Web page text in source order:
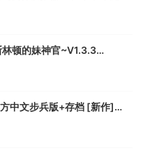
卡及最新驱动程序。
游戏需要支持连接和游
。
II：全面战争采用了3D加
顿的妹神官~V1.3.3
中文步兵版+存档 [新作]